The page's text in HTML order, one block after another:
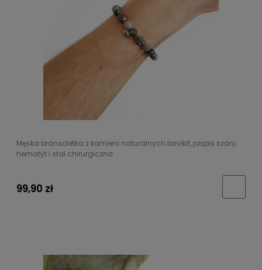
Męska bransoletka z kamieni naturalnych larvikit, jaspis szary,
hematyt i stal chirurgiczna
99,90 zł